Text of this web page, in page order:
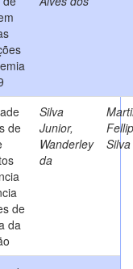
de
de
da
Silva
Junior,
Wanderley
da
Silva